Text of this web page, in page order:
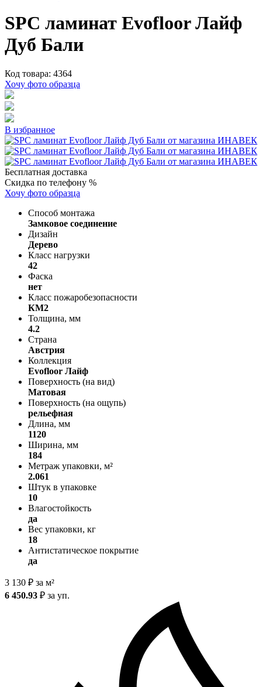
SPC ламинат Evofloor Лайф
Дуб Бали
Код товара: 4364
Хочу фото образца
В избранное
Бесплатная доставка
Скидка по телефону %
Хочу фото образца
Способ монтажа
Замковое соединение
Дизайн
Дерево
Класс нагрузки
42
Фаска
нет
Класс пожаробезопасности
КМ2
Толщина, мм
4.2
Страна
Австрия
Коллекция
Evofloor Лайф
Поверхность (на вид)
Матовая
Поверхность (на ощупь)
рельефная
Длина, мм
1120
Ширина, мм
184
Метраж упаковки, м²
2.061
Штук в упаковке
10
Влагостойкость
да
Вес упаковки, кг
18
Антистатическое покрытие
да
3 130 ₽ за м²
6 450.93 ₽ за уп.